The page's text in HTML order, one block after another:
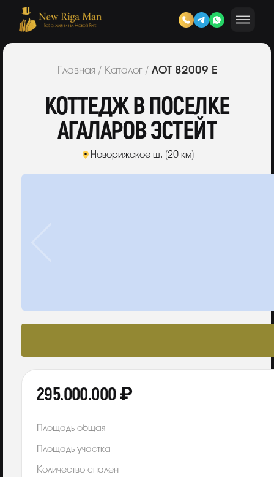
Главная/ Каталог/ ЛОТ 82009 Е
КОТТЕДЖ В ПОСЕЛКЕ
АГАЛАРОВ ЭСТЕЙТ
Новорижское ш. (20 км)
295.000.000 ₽
Площадь общая
Площадь участка
Количество спален